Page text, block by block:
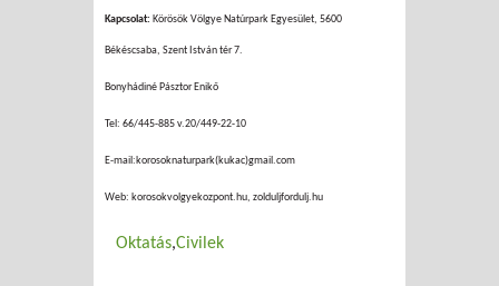
Kapcsolat: Körösök Völgye Natúrpark Egyesület, 5600
Békéscsaba, Szent István tér 7.
Bonyhádiné Pásztor Enikő
Tel: 66/445-885 v.20/449-22-10
E-mail:korosoknaturpark(kukac)gmail.com
Web: korosokvolgyekozpont.hu, zolduljfordulj.hu
Oktatás Civilek